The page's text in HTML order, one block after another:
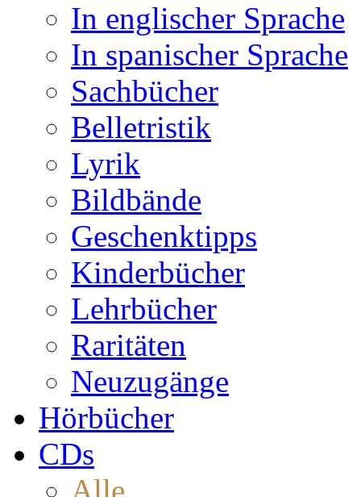
In englischer Sprache
In spanischer Sprache
Sachbücher
Belletristik
Lyrik
Bildbände
Geschenktipps
Kinderbücher
Lehrbücher
Raritäten
Neuzugänge
Hörbücher
CDs